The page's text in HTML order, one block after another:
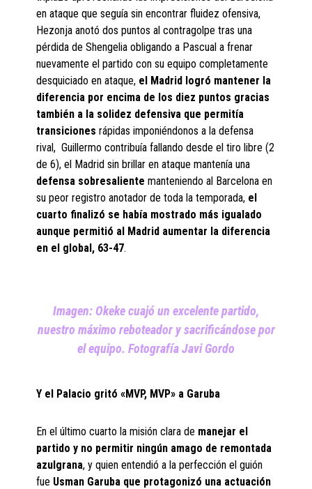
en ataque que seguía sin encontrar fluidez ofensiva,
Hezonja anotó dos puntos al contragolpe tras una
pérdida de Shengelia obligando a Pascual a frenar
nuevamente el partido con su equipo completamente
desquiciado en ataque, el Madrid logró mantener la
diferencia por encima de los diez puntos gracias
también a la solidez defensiva que permitía
transiciones rápidas imponiéndonos a la defensa
rival, Guillermo contribuía fallando desde el tiro libre (2
de 6), el Madrid sin brillar en ataque mantenía una
defensa sobresaliente manteniendo al Barcelona en
su peor registro anotador de toda la temporada, el
cuarto finalizó se había mostrado más igualado
aunque permitió al Madrid aumentar la diferencia
en el global, 63-47.
Imagen: Okeke cuajó un excelente partido,
nuestro máximo reboteador y sacrificándose por
el equipo. Fotografía Javi Gordo
Y el Palacio gritó «MVP, MVP» a Garuba
En el último cuarto la misión clara de manejar el
partido y no permitir ningún amago de remontada
azulgrana, y quien entendió a la perfección el guión
fue Usman Garuba que protagonizó una actuación